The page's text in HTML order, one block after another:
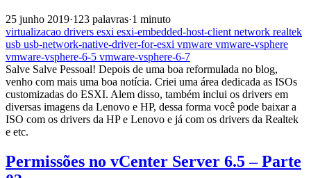
25 junho 2019·123 palavras·1 minuto
virtualizacao drivers esxi esxi-embedded-host-clientnetwork realtek
usb usb-network-native-driver-for-esxi vmware vmware-vsphere
vmware-vsphere-6-5 vmware-vsphere-6-7
Salve Salve Pessoal! Depois de uma boa reformulada no blog,
venho com mais uma boa notícia. Criei uma área dedicada as ISOs
customizadas do ESXI. Alem disso, também inclui os drivers em
diversas imagens da Lenovo e HP, dessa forma você pode baixar a
ISO com os drivers da HP e Lenovo e já com os drivers da Realtek
e etc.
Permissões no vCenter Server 6.5 – Parte